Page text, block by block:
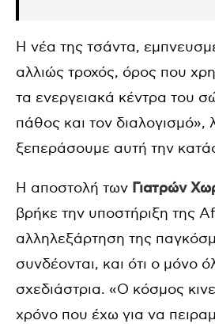
Η νέα της τσάντα,
αλλιώς τροχός, όρος που
τα ενεργειακά κέντρα του
πάθος και τον
ξεπεράσουμε αυτή την
Η αποστολή των Γιατρών
βρήκε την υποστήριξη της
αλληλεξάρτηση της
συνδέονται, και ότι ο μόνο
σχεδιάστρια. «Ο κόσμος
χρόνο που έχω για να